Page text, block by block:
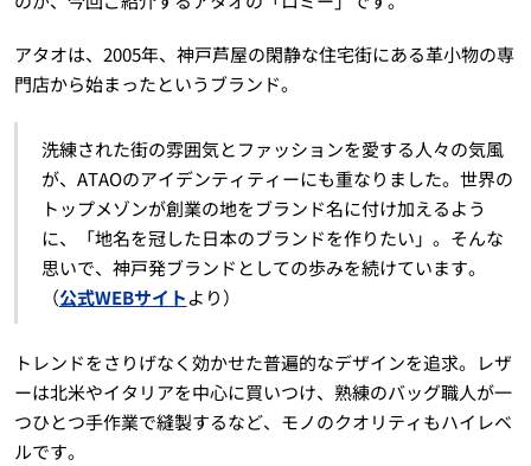
アタオは、2005年、神戸芦屋の閑静な住宅街にある革小物の専
門店から始まったというブランド。
洗練された街の雰囲気とファッションを愛する人々の気風
が、ATAOのアイデンティティーにも重なりました。世界の
トップメゾンが創業の地をブランド名に付け加えるよう
に、「地名を冠した日本のブランドを作りたい」。そんな
思いで、神戸発ブランドとしての歩みを続けています。
（公式WEBサイトより）
トレンドをさりげなく効かせた普遍的なデザインを追求。レザ
ーは北米やイタリアを中心に買いつけ、熟練のバッグ職人が一
つひとつ手作業で縫製するなど、モノのクオリティもハイレベ
ルです。